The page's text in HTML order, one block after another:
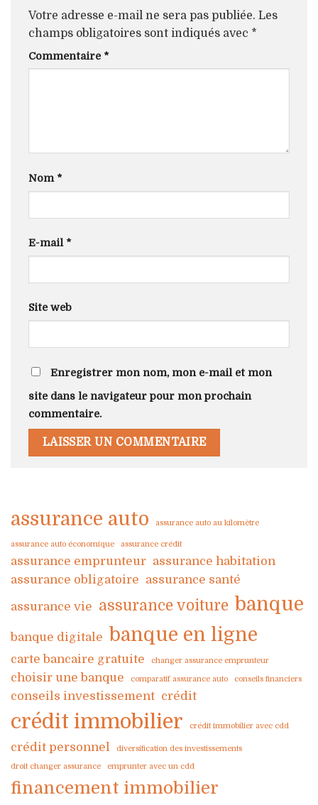
Votre adresse e-mail ne sera pas publiée. Les
champs obligatoires sont indiqués avec *
Commentaire *
Nom *
E-mail *
Site web
Enregistrer mon nom, mon e-mail et mon
site dans le navigateur pour mon prochain
commentaire.
assurance auto assurance auto au kilomètre
assurance auto économique assurance crédit
assurance emprunteur assurance habitation
assurance obligatoire assurance santé
assurance vie assurance voiture banque
banque digitale banque en ligne
carte bancaire gratuite changer assurance emprunteur
choisir une banque comparatif assurance auto conseils financiers
conseils investissement crédit
crédit immobilier crédit immobilier avec cdd
crédit personnel
diversification des investissements
droit changer assurance
emprunter avec un cdd
financement immobilier